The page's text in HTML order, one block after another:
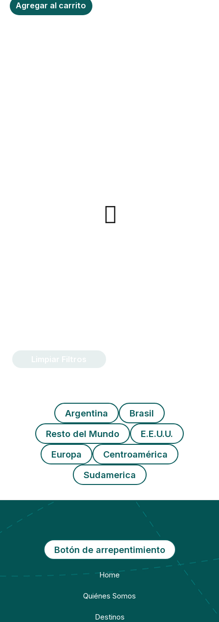
Limpiar Filtros
Agregar al carrito
Argentina
Brasil
Resto del Mundo
E.E.U.U.
Europa
Centroamérica
Sudamerica
Botón de arrepentimiento
Home
Quiénes Somos
Destinos